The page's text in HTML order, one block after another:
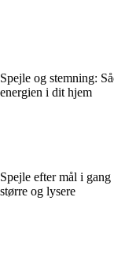
Spejle og stemning:
energien i dit hjem
Spejle efter mål i
større og lysere